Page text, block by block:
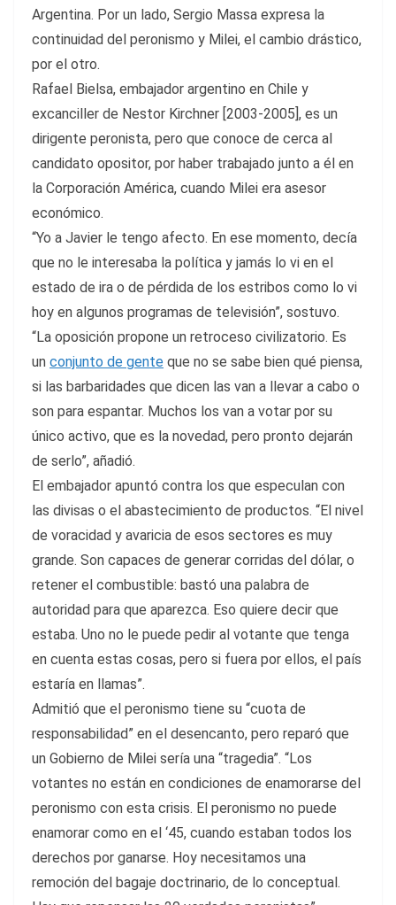
Argentina. Por un lado, Sergio Massa expresa la
continuidad del peronismo y Milei, el cambio drástico,
por el otro.
Rafael Bielsa, embajador argentino en Chile y
excanciller de Nestor Kirchner [2003-2005], es un
dirigente peronista, pero que conoce de cerca al
candidato opositor, por haber trabajado junto a él en
la Corporación América, cuando Milei era asesor
económico.
“Yo a Javier le tengo afecto. En ese momento, decía
que no le interesaba la política y jamás lo vi en el
estado de ira o de pérdida de los estribos como lo vi
hoy en algunos programas de televisión”, sostuvo.
“La oposición propone un retroceso civilizatorio. Es
un conjunto de gente que no se sabe bien qué piensa,
si las barbaridades que dicen las van a llevar a cabo o
son para espantar. Muchos los van a votar por su
único activo, que es la novedad, pero pronto dejarán
de serlo”, añadió.
El embajador apuntó contra los que especulan con
las divisas o el abastecimiento de productos. “El nivel
de voracidad y avaricia de esos sectores es muy
grande. Son capaces de generar corridas del dólar, o
retener el combustible: bastó una palabra de
autoridad para que aparezca. Eso quiere decir que
estaba. Uno no le puede pedir al votante que tenga
en cuenta estas cosas, pero si fuera por ellos, el país
estaría en llamas”.
Admitió que el peronismo tiene su “cuota de
responsabilidad” en el desencanto, pero reparó que
un Gobierno de Milei sería una “tragedia”. “Los
votantes no están en condiciones de enamorarse del
peronismo con esta crisis. El peronismo no puede
enamorar como en el ‘45, cuando estaban todos los
derechos por ganarse. Hoy necesitamos una
remoción del bagaje doctrinario, de lo conceptual.